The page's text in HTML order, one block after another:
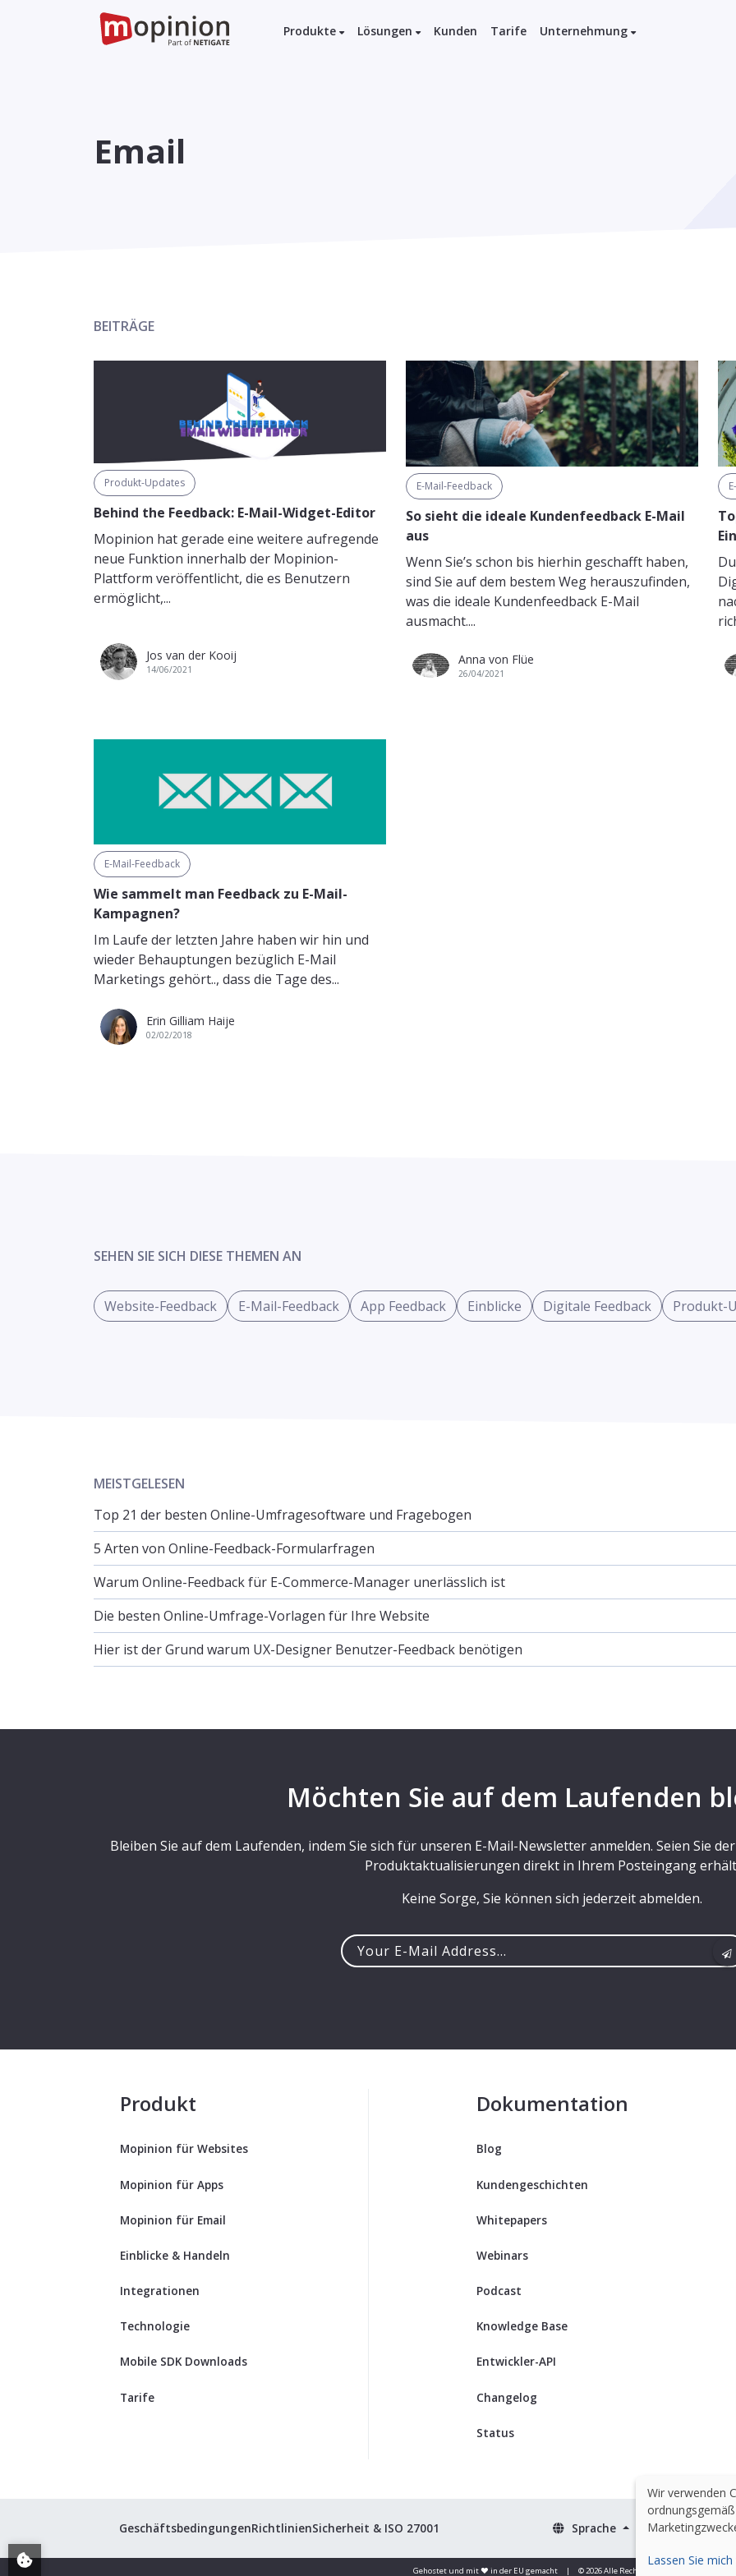
Produkte Lösungen Kunden Tarife Unternehmung
Email
BEITRÄGE
Produkt-Updates
Behind the Feedback: E-Mail-Widget-Editor
Mopinion hat gerade eine weitere aufregende
neue Funktion innerhalb der Mopinion-
Plattform veröffentlicht, die es Benutzern
ermöglicht,...
Jos van der Kooij
14/06/2021
E-Mail-Feedback
So sieht die ideale Kundenfeedback E-Mail
aus
Wenn Sie’s schon bis hierhin geschafft haben,
sind Sie auf dem bestem Weg herauszufinden,
was die ideale Kundenfeedback E-Mail
ausmacht....
Anna von Flüe
26/04/2021
E-Mail-Feedback
Wie sammelt man Feedback zu E-Mail-
Kampagnen?
Im Laufe der letzten Jahre haben wir hin und
wieder Behauptungen bezüglich E-Mail
Marketings gehört.., dass die Tage des...
Erin Gilliam Haije
02/02/2018
SEHEN SIE SICH DIESE THEMEN AN
Website-Feedback E-Mail-Feedback App Feedback Einblicke Digitale Feedback Produkt-
MEISTGELESEN
Top 21 der besten Online-Umfragesoftware und Fragebogen
5 Arten von Online-Feedback-Formularfragen
Warum Online-Feedback für E-Commerce-Manager unerlässlich ist
Die besten Online-Umfrage-Vorlagen für Ihre Website
Hier ist der Grund warum UX-Designer Benutzer-Feedback benötigen
Möchten Sie auf dem Laufenden
Bleiben Sie auf dem Laufenden, indem Sie sich für unseren E-Mail-Newsletter anmelden. Seien Sie
Produktaktualisierungen direkt in Ihrem Posteingang
Keine Sorge, Sie können sich jederzeit abmelden.
Produkt
Mopinion für Websites
Mopinion für Apps
Mopinion für Email
Einblicke & Handeln
Integrationen
Technologie
Mobile SDK Downloads
Tarife
Dokumentation
Blog
Kundengeschichten
Whitepapers
Webinars
Podcast
Knowledge Base
Entwickler-API
Changelog
Status
GeschäftsbedingungenRichtlinienSicherheit & ISO 27001 Sprache
Gehostet und mit ❤️ in der EU gemacht | © 2026 Alle Rechte vorbehalten
Wir verwenden
Lassen Sie